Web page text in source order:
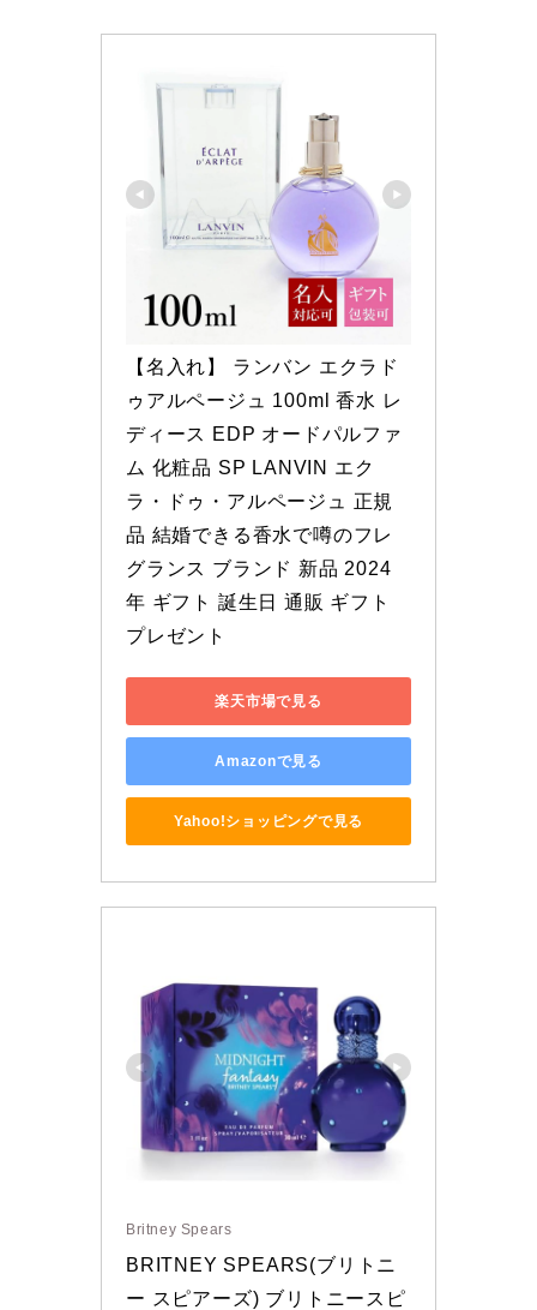
【名入れ】 ランバン エクラド
ゥアルページュ 100ml 香水 レ
ディース EDP オードパルファ
ム 化粧品 SP LANVIN エク
ラ・ドゥ・アルページュ 正規
品 結婚できる香水で噂のフレ
グランス ブランド 新品 2024
年 ギフト 誕生日 通販 ギフト
プレゼント
楽天市場で見る
Amazonで見る
Yahoo!ショッピングで見る
Britney Spears
BRITNEY SPEARS(ブリトニ
ー スピアーズ) ブリトニースピ